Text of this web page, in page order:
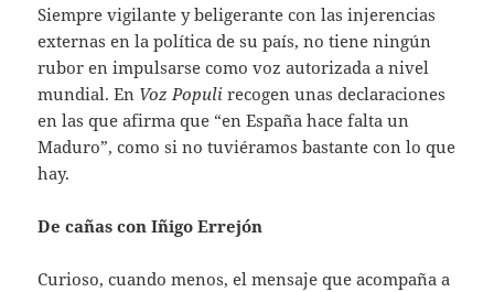
Siempre vigilante y beligerante con las injerencias
externas en la política de su país, no tiene ningún
rubor en impulsarse como voz autorizada a nivel
mundial. En Voz Populi recogen unas declaraciones
en las que afirma que “en España hace falta un
Maduro”, como si no tuviéramos bastante con lo que
hay.
De cañas con Iñigo Errejón
Curioso, cuando menos, el mensaje que acompaña a